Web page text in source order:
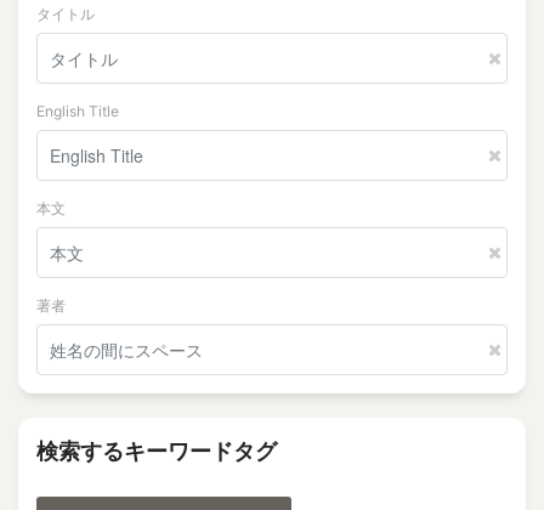
タイトル
English Title
本文
著者
検索するキーワードタグ